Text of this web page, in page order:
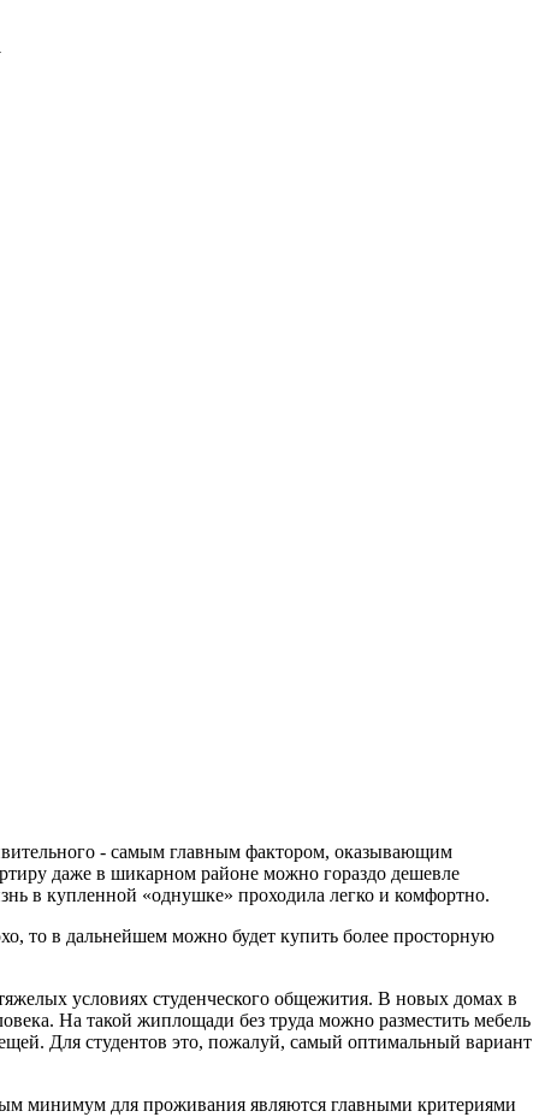
- самым главным фактором, оказывающим
даже в шикарном районе можно гораздо дешевле
в купленной «однушке» проходила легко и комфортно.
то в дальнейшем можно будет купить более просторную
условиях студенческого общежития. В новых домах в
На такой жиплощади без труда можно разместить мебель
Для студентов это, пожалуй, самый оптимальный вариант
минимум для проживания являются главными критериями